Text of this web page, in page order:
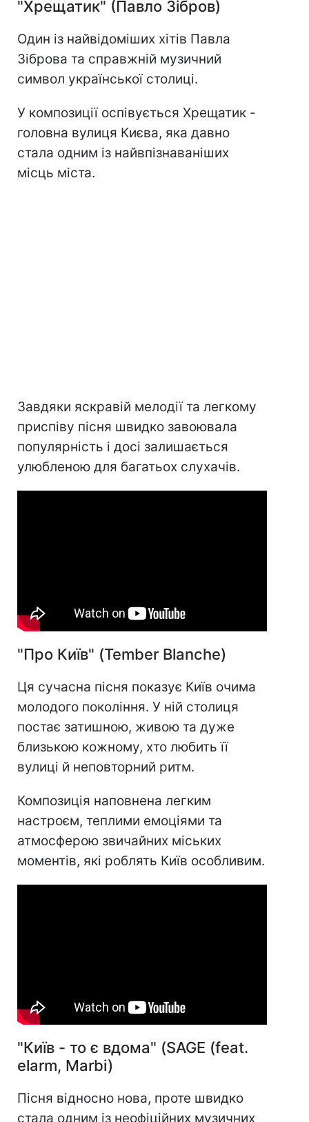
"Хрещатик" (Павло Зібров)
Один із найвідоміших хітів Павла
Зіброва та справжній музичний
символ української столиці.
У композиції оспівується Хрещатик -
головна вулиця Києва, яка давно
стала одним із найвпізнаваніших
місць міста.
Завдяки яскравій мелодії та легкому
приспіву пісня швидко завоювала
популярність і досі залишається
улюбленою для багатьох слухачів.
"Про Київ" (Tember Blanche)
Ця сучасна пісня показує Київ очима
молодого покоління. У ній столиця
постає затишною, живою та дуже
близькою кожному, хто любить її
вулиці й неповторний ритм.
Композиція наповнена легким
настроєм, теплими емоціями та
атмосферою звичайних міських
моментів, які роблять Київ особливим.
"Київ - то є вдома" (SAGE (feat.
elarm, Marbi)
Пісня відносно нова, проте швидко
стала одним із неофіційних музичних